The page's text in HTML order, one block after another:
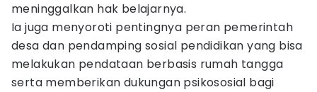
meninggalkan hak belajarnya.
Ia juga menyoroti pentingnya peran pemerintah
desa dan pendamping sosial pendidikan yang bisa
melakukan pendataan berbasis rumah tangga
serta memberikan dukungan psikososial bagi